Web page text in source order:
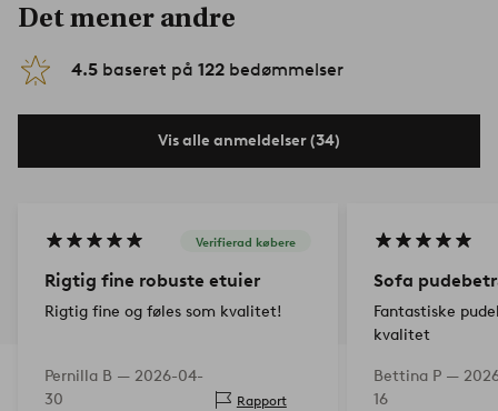
Det mener andre
4.5 baseret på 122 bedømmelser
Vis alle anmeldelser (34)
Verifierad købere
Rigtig fine robuste etuier
Rigtig fine og føles som kvalitet!
Pernilla B — 2026-04-
30
Rapport
Sofa
Fantastiske
kvalitet
Bettina P —
16